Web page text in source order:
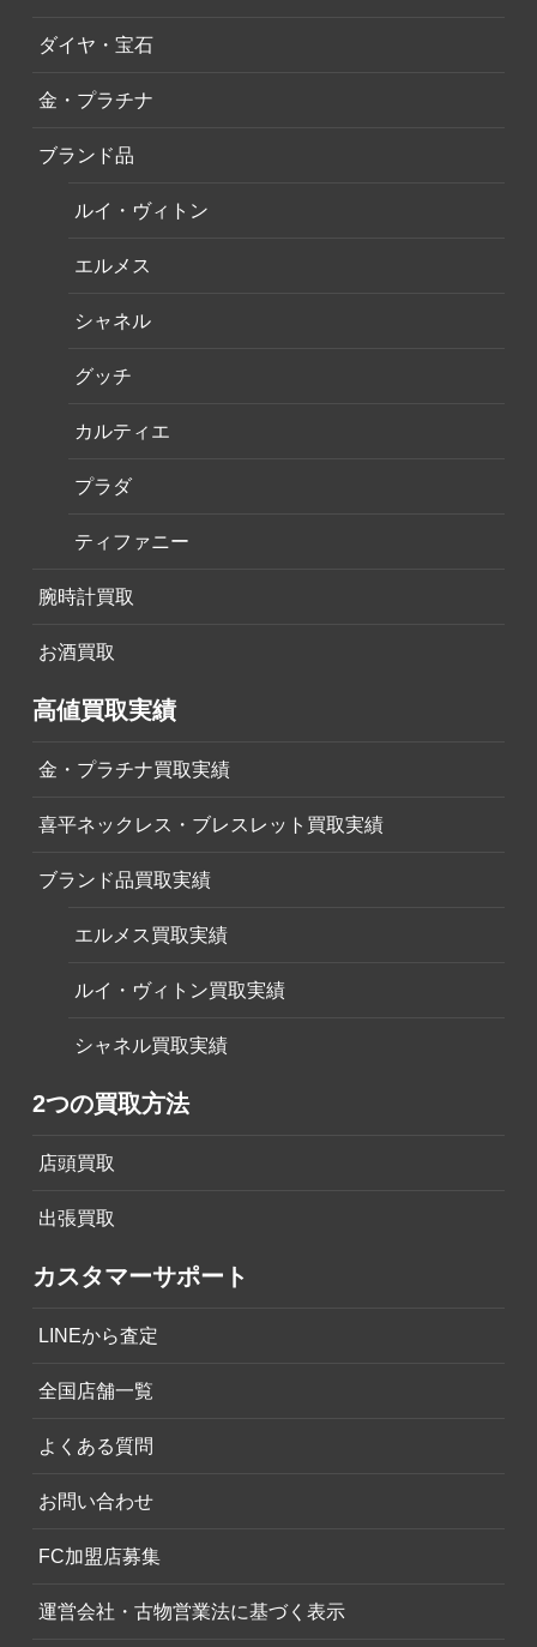
ダイヤ・宝石
金・プラチナ
ブランド品
ルイ・ヴィトン
エルメス
シャネル
グッチ
カルティエ
プラダ
ティファニー
腕時計買取
お酒買取
高値買取実績
金・プラチナ買取実績
喜平ネックレス・ブレスレット買取実績
ブランド品買取実績
エルメス買取実績
ルイ・ヴィトン買取実績
シャネル買取実績
2つの買取方法
店頭買取
出張買取
カスタマーサポート
LINEから査定
全国店舗一覧
よくある質問
お問い合わせ
FC加盟店募集
運営会社・古物営業法に基づく表示